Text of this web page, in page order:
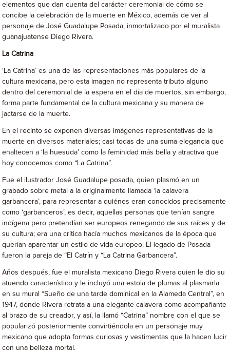
elementos que dan cuenta del carácter ceremonial de cómo se
concibe la celebración de la muerte en México, además de ver al
personaje de José Guadalupe Posada, inmortalizado por el muralista
guanajuatense Diego Rivera.
La Catrina
‘La Catrina’ es una de las representaciones más populares de la
cultura mexicana, pero esta imagen no representa tributo alguno
dentro del ceremonial de la espera en el día de muertos, sin embargo,
forma parte fundamental de la cultura mexicana y su manera de
jactarse de la muerte.
En el recinto se exponen diversas imágenes representativas de la
muerte en diversos materiales; casi todas de una suma elegancia que
enaltecen a ‘la huesuda’ como la feminidad más bella y atractiva que
hoy conocemos como “La Catrina”.
Fue el ilustrador José Guadalupe posada, quien plasmó en un
grabado sobre metal a la originalmente llamada ‘la calavera
garbancera’, para representar a quiénes eran conocidos precisamente
como ‘garbanceros’, es decir, aquellas personas que tenían sangre
indígena pero pretendían ser europeos renegando de sus raíces y de
su cultura; era una crítica hacía muchos mexicanos de la época que
querían aparentar un estilo de vida europeo. El legado de Posada
fueron la pareja de “El Catrín y “La Catrina Garbancera”.
Años después, fue el muralista mexicano Diego Rivera quien le dio su
atuendo característico y le incluyó una estola de plumas al plasmarla
en su mural “Sueño de una tarde dominical en la Alameda Central”, en
1947, donde Rivera retrata a una elegante calavera como acompañante
al brazo de su creador, y así, la llamó “Catrina” nombre con el que se
popularizó posteriormente convirtiéndola en un personaje muy
mexicano que adopta formas curiosas y vestimentas que la hacen lucir
con una belleza mortal.